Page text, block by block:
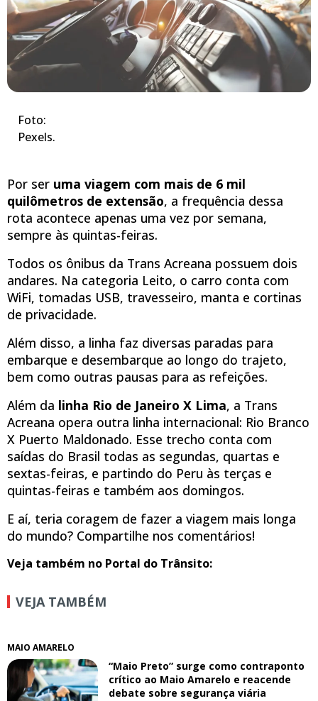
Foto:
Pexels.
Por ser uma viagem com mais de 6 mil
quilômetros de extensão, a frequência dessa
rota acontece apenas uma vez por semana,
sempre às quintas-feiras.
Todos os ônibus da Trans Acreana possuem dois
andares. Na categoria Leito, o carro conta com
WiFi, tomadas USB, travesseiro, manta e cortinas
de privacidade.
Além disso, a linha faz diversas paradas para
embarque e desembarque ao longo do trajeto,
bem como outras pausas para as refeições.
Além da linha Rio de Janeiro X Lima, a Trans
Acreana opera outra linha internacional: Rio Branco
X Puerto Maldonado. Esse trecho conta com
saídas do Brasil todas as segundas, quartas e
sextas-feiras, e partindo do Peru às terças e
quintas-feiras e também aos domingos.
E aí, teria coragem de fazer a viagem mais longa
do mundo? Compartilhe nos comentários!
Veja também no Portal do Trânsito:
VEJA TAMBÉM
MAIO AMARELO
“Maio Preto” surge como contraponto
crítico ao Maio Amarelo e reacende
debate sobre segurança viária